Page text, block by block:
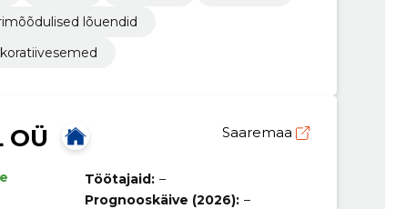
lõuendid
OÜ Saaremaa
Töötajaid: –
Prognooskäive (2026): –